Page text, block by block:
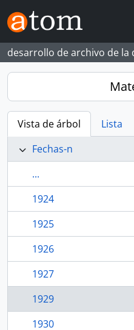
Skip to main content
desarrollo de archivo de la
Vista de árbol Lista
Fechas-n
...
1924
1925
1926
1927
1929
1930